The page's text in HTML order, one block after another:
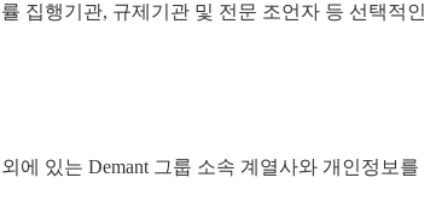
집행기관, 규제기관 및 전문 조언자 등 선택적인
에 있는 Demant 그룹 소속 계열사와 개인정보를